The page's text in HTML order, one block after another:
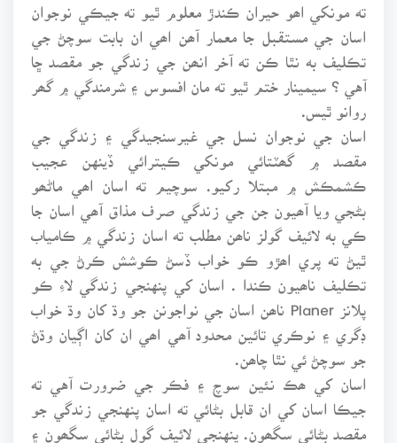
ته مونکي اھو حيران ڪندڙ معلوم ٿيو ته جيڪي نوجوان
اسان جي مستقبل جا معمار آھن اھي ان بابت سوچڻ جي
تڪليف به نٿا ڪن ته آخر انھن جي زندگي جو مقصد ڇا
آهي ؟ سيمينار ختم ٿيو ته مان افسوس ۽ شرمندگي ۾ گھر
روانو ٿيس.
اسان جي نوجوان نسل جي غيرسنجيدگي ۽ زندگي جي
مقصد ۾ گھٽتائي مونکي ڪيترائي ڏينهن عجيب
ڪشمڪش ۾ مبتلا رکيو. سوچيم ته اسان اھي ماڻھو
بڻجي ويا آھيون جن جي زندگي صرف مذاق آھي اسان جا
ڪي به لائيف گولز ناھن مطلب ته اسان زندگي ۾ ڪامياب
ٿيڻ ته پري اھڙو ڪو خواب ڏسڻ ڪوشش ڪرڻ جي به
تڪليف ناھيون ڪندا . اسان کي پنهنجي زندگي لاءِ ڪو
پلانز Planer ناھن اسان جي نواجونن جو وڌ کان وڌ خواب
ڊگري ۽ نوڪري تائين محدود آھي اھي ان کان اڳيان وڌڻ
جو سوچڻ ئي نٿا چاھن.
اسان کي ھڪ نئين سوچ ۽ فڪر جي ضرورت آهي ته
جيڪا اسان کي ان قابل بڻائي ته اسان پنهنجي زندگي جو
مقصد بڻائي سگھون. پنهنجي لائيف گول بڻائي سگھون ۽